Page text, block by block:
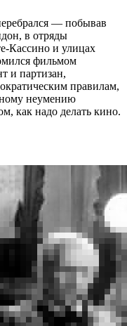
— побывав
в отряды
Кассино и улицах
фильмом
и партизан,
правилам,
неумению
как надо делать кино.